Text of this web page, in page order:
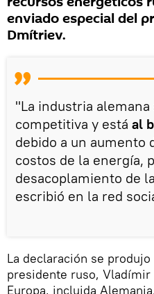
enviado especial del
Dmítriev.
"La industria
competitiva y está al
debido a un aumento
costos de la energía,
desacoplamiento de
escribió en la red
La declaración se
presidente ruso, Vladímir
Europa, incluida